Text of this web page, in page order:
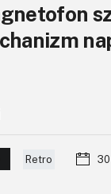
Retro